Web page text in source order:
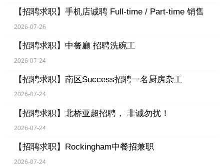
【招聘求职】 手机店诚聘 Full-time / Part-time 销售
2026-07-26
【招聘求职】 中餐廳 招聘洗碗工
2026-07-24
【招聘求职】 南区Success招聘一名厨房杂工
2026-07-24
【招聘求职】 北桥亚超招聘， 非诚勿扰！
2026-07-24
【招聘求职】 Rockingham中餐招兼职
2026-07-24